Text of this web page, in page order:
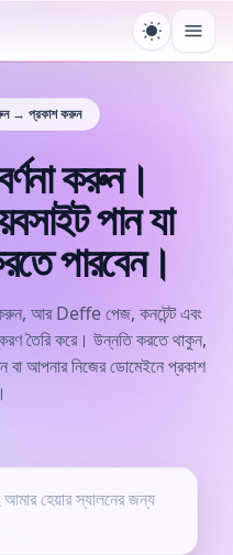
থিম পরিবর্তন
মেনু
→ প্রকাশ করুন
করুন।
পান যা
পারবেন।
করুন, আর Deffe পেজ, কনটেন্ট এবং
তৈরি করে। উন্নতি করতে থাকুন,
বা আপনার নিজের ডোমেইনে প্রকাশ